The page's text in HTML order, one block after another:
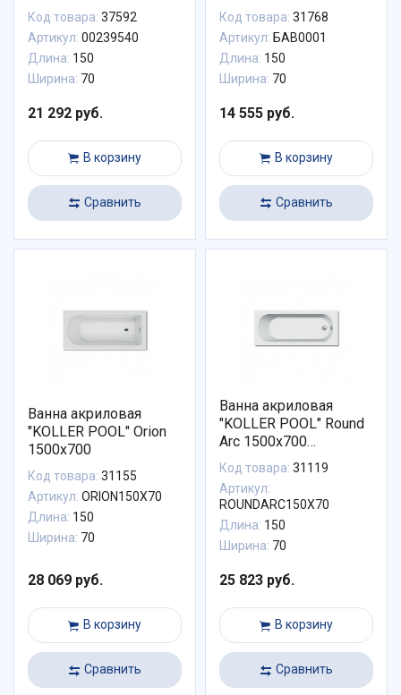
Код товара: 37592
Артикул: 00239540
Длина: 150
Ширина: 70
21 292 руб.
В корзину
Сравнить
Код товара: 31768
Артикул: БАВ0001
Длина: 150
Ширина: 70
14 555 руб.
В корзину
Сравнить
Ванна акриловая
"KOLLER POOL" Orion
1500х700
Код товара: 31155
Артикул: ORION150X70
Длина: 150
Ширина: 70
28 069 руб.
В корзину
Сравнить
Ванна акриловая
"KOLLER POOL" Round
Arc 1500х700
ROUNDARC150X70
Код товара: 31119
Артикул:
ROUNDARC150X70
Длина: 150
Ширина: 70
25 823 руб.
В корзину
Сравнить